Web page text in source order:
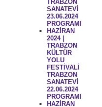
TRABZON
SANATEVİ
23.06.2024
PROGRAMI
HAZİRAN
2024 |
TRABZON
KÜLTÜR
YOLU
FESTİVALİ
TRABZON
SANATEVİ
22.06.2024
PROGRAMI
HAZİRAN